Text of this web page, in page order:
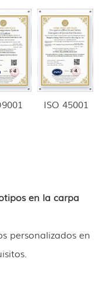
ISO 45001
en la carpa
personalizados en